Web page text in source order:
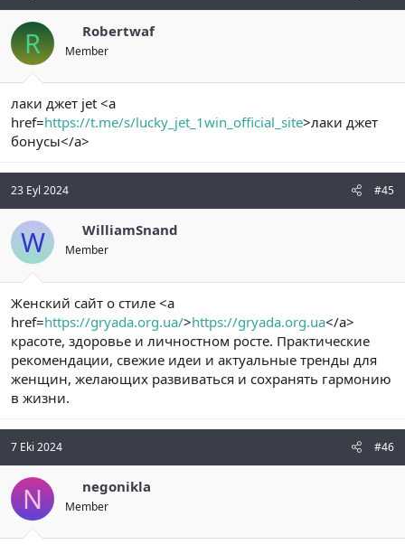
R Robertwaf
Member
лаки джет jet <a
href=https://t.me/s/lucky_jet_1win_official_site>лаки джет
бонусы</a>
23 Eyl 2024 #45
W WilliamSnand
Member
Женский сайт о стиле <a
href=https://gryada.org.ua/>https://gryada.org.ua</a>
красоте, здоровье и личностном росте. Практические
рекомендации, свежие идеи и актуальные тренды для
женщин, желающих развиваться и сохранять гармонию
в жизни.
7 Eki 2024 #46
N negonikla
Member